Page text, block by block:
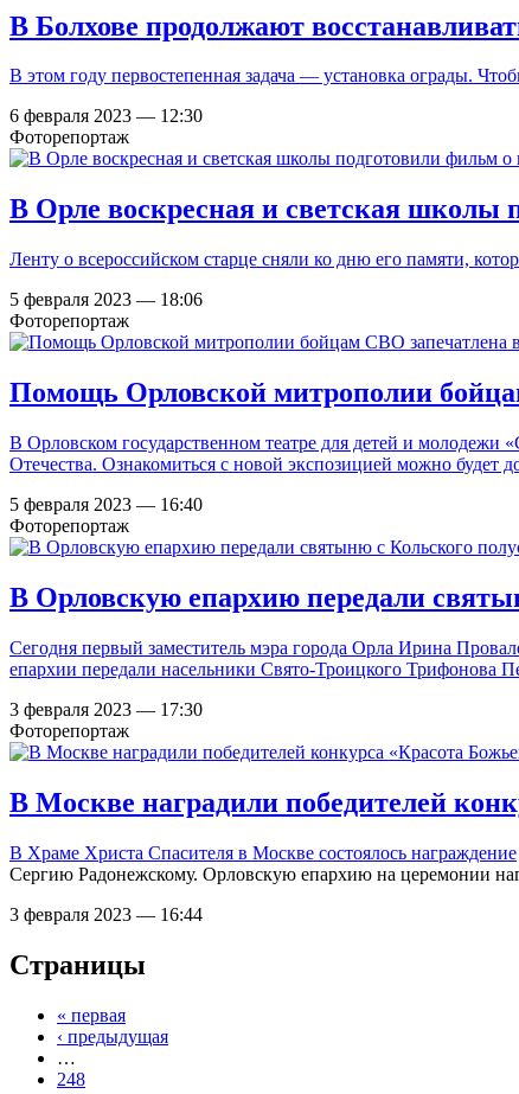
В Болхове продолжают
В этом году первостепенная задача — установка ограды.
6 февраля 2023 — 12:30
Фоторепортаж
В Орле воскресная и светская школы
Ленту о всероссийском старце сняли ко дню его памяти,
5 февраля 2023 — 18:06
Фоторепортаж
Помощь Орловской митрополии
В Орловском государственном театре для детей и
Отечества. Ознакомиться с новой экспозицией можно будет
5 февраля 2023 — 16:40
Фоторепортаж
В Орловскую епархию передали
Сегодня первый заместитель мэра города Орла Ирина
епархии передали насельники Свято-Троицкого Трифонова
3 февраля 2023 — 17:30
Фоторепортаж
В Москве наградили победителей
В Храме Христа Спасителя в Москве состоялось награждение
Сергию Радонежскому. Орловскую епархию на церемонии
3 февраля 2023 — 16:44
Страницы
« первая
‹ предыдущая
…
248